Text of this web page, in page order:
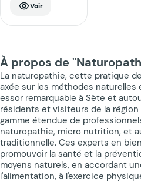
Voir
À propos de
La naturopathie, cette pratique
axée sur les méthodes
essor remarquable à Sète et
résidents et visiteurs de la
gamme étendue de
naturopathie, micro nutrition, et
traditionnelle. Ces experts en
promouvoir la santé et la
moyens naturels, en accordant
l'alimentation, à l'exercice